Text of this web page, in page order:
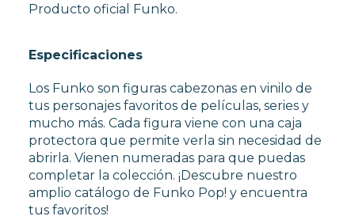
OUTLET
Producto oficial Funko.
Especificaciones
Los Funko son figuras cabezonas en vinilo de
tus personajes favoritos de películas, series y
mucho más. Cada figura viene con una caja
protectora que permite verla sin necesidad de
abrirla. Vienen numeradas para que puedas
completar la colección. ¡Descubre nuestro
amplio catálogo de Funko Pop! y encuentra
tus favoritos!